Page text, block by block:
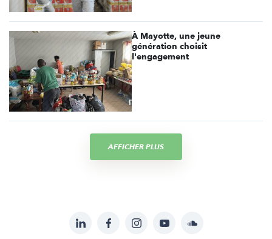
À Mayotte, une jeune
génération choisit
l'engagement
AFFICHER PLUS
LinkedInFacebookInstagramYouTubeSoundcloud